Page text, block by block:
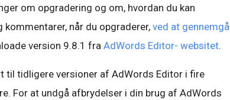
om opgradering og om, hvordan du kan
når du opgraderer, ved at gennemgå
version 9.8.1 fra AdWords Editor- websitet.
tidligere versioner af AdWords Editor i fire
For at undgå afbrydelser i din brug af AdWords